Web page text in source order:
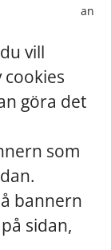
vill
cookies
göra det
som
bannern
sidan,